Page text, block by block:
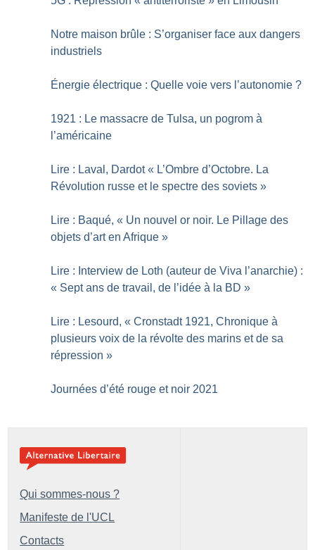
Notre maison brûle : S’organiser face aux dangers
industriels
Énergie électrique : Quelle voie vers l’autonomie ?
1921 : Le massacre de Tulsa, un pogrom à
l’américaine
Lire : Laval, Dardot « L’Ombre d’Octobre. La
Révolution russe et le spectre des soviets »
Lire : Baqué, « Un nouvel or noir. Le Pillage des
objets d’art en Afrique »
Lire : Interview de Loth (auteur de Viva l’anarchie) :
« Sept ans de travail, de l’idée à la BD »
Lire : Lesourd, « Cronstadt 1921, Chronique à
plusieurs voix de la révolte des marins et de sa
répression »
Journées d’été rouge et noir 2021
Qui sommes-nous ?
Manifeste de l'UCL
Contacts